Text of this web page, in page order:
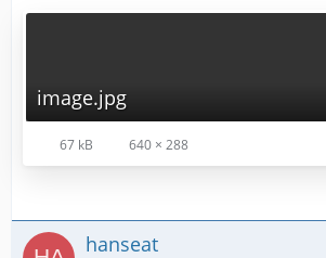
image.jpg
67 kB 640 × 288
hanseat